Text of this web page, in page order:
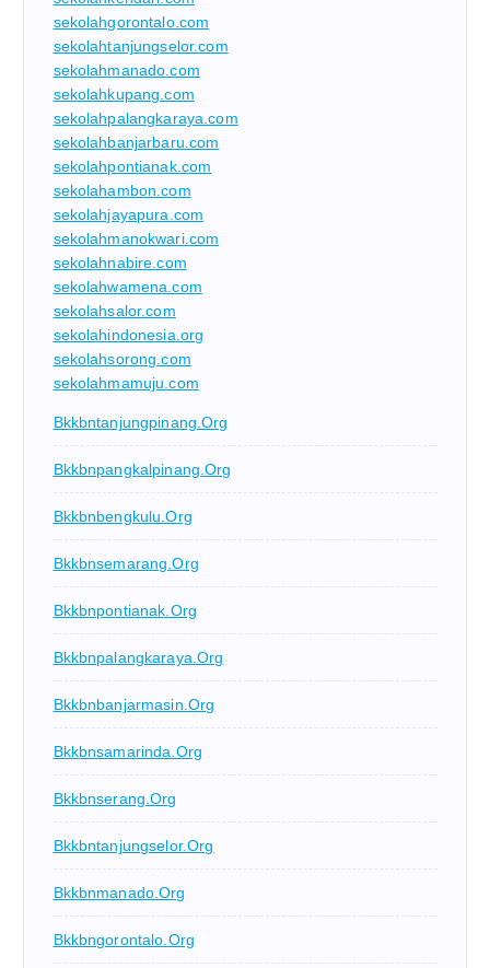
sekolahgorontalo.com
sekolahtanjungselor.com
sekolahmanado.com
sekolahkupang.com
sekolahpalangkaraya.com
sekolahbanjarbaru.com
sekolahpontianak.com
sekolahambon.com
sekolahjayapura.com
sekolahmanokwari.com
sekolahnabire.com
sekolahwamena.com
sekolahsalor.com
sekolahindonesia.org
sekolahsorong.com
sekolahmamuju.com
Bkkbntanjungpinang.org
Bkkbnpangkalpinang.org
Bkkbnbengkulu.org
Bkkbnsemarang.org
Bkkbnpontianak.org
Bkkbnpalangkaraya.org
Bkkbnbanjarmasin.org
Bkkbnsamarinda.org
Bkkbnserang.org
Bkkbntanjungselor.org
Bkkbnmanado.org
Bkkbngorontalo.org